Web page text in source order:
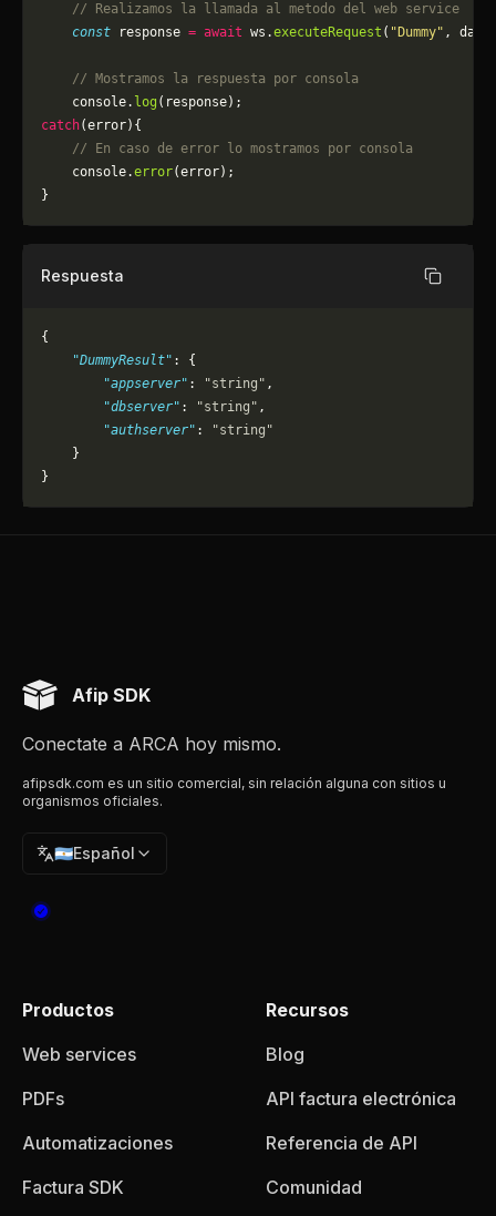
    // Realizamos la llamada al metodo del web service
    const
response = await ws.executeRequest ( "Dummy" ,
    // Mostramos la respuesta por consola
    console.
log (response);
catch(error){
    // En caso de error lo mostramos por consola
	console.
error(error);
}
Respuesta Copiar
{
    "DummyResult"
: {
        "appserver"
: "string" ,
        "dbserver"
: "string" ,
        "authserver"
:
"string"
    }
}
Afip SDK
Conectate a ARCA hoy mismo.
afipsdk.com es un sitio comercial, sin relación alguna con sitios u
organismos oficiales.
🇦🇷Español
Productos
Web services
PDFs
Automatizaciones
Factura SDK
Recursos
Blog
API factura electrónica
Referencia de API
Comunidad